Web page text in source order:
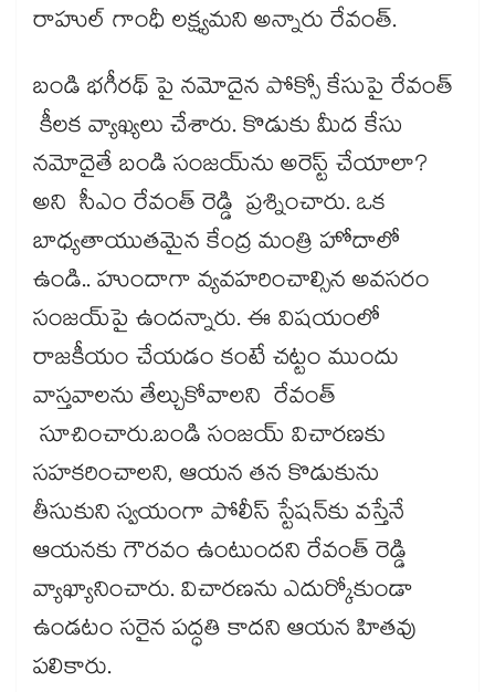
రాహుల్ గాంధీ లక్ష్యమని అన్నారు రేవంత్.
బండి భగీరథ్ పై నమోదైన పోక్సో కేసుపై రేవంత్
కీలక వ్యాఖ్యలు చేశారు. కొడుకు మీద కేసు
నమోదైతే బండి సంజయ్‌ను అరెస్ట్ చేయాలా?
అని సీఎం రేవంత్ రెడ్డి ప్రశ్నించారు. ఒక
బాధ్యతాయుతమైన కేంద్ర మంత్రి హోదాలో
ఉండి.. హుందాగా వ్యవహరించాల్సిన అవసరం
సంజయ్‌పై ఉందన్నారు. ఈ విషయంలో
రాజకీయం చేయడం కంటే చట్టం ముందు
వాస్తవాలను తేల్చుకోవాలని రేవంత్
సూచించారు.బండి సంజయ్ విచారణకు
సహకరించాలని, ఆయన తన కొడుకును
తీసుకుని స్వయంగా పోలీస్ స్టేషన్‌కు వస్తేనే
ఆయనకు గౌరవం ఉంటుందని రేవంత్ రెడ్డి
వ్యాఖ్యానించారు. విచారణను ఎదుర్కోకుండా
ఉండటం సరైన పద్ధతి కాదని ఆయన హితవు
పలికారు.